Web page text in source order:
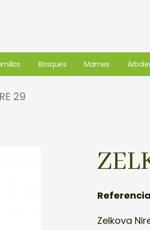
Bosques Mames
29
Zelkova